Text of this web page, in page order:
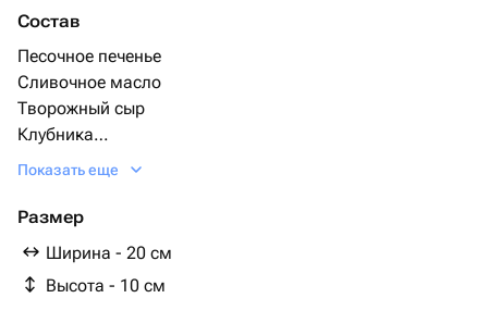
Состав
Песочное печенье
Сливочное масло
Творожный сыр
Клубника
Сахар
Коробка
Показать еще
Размер
Ширина - 20 см
Высота - 10 см